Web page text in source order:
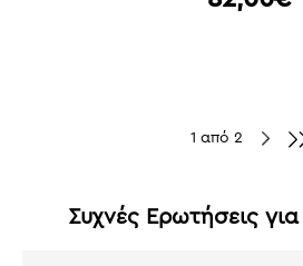
1 από 2
Συχνές Ερωτήσεις